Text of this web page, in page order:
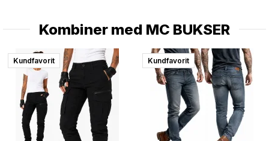
risiko for, at det opløser behandlingen, der er gjort for at
Et højdepunkt blandt motorcykelkørere, der gerne vil
have det bedste på. Passer perfekt til alle tekstil- og
læderbukser.
- CE-GODKENDT EN17092-4 2020
- Mesh-for
Kombiner med MC BUKSER
Kundfavorit Kundfavorit